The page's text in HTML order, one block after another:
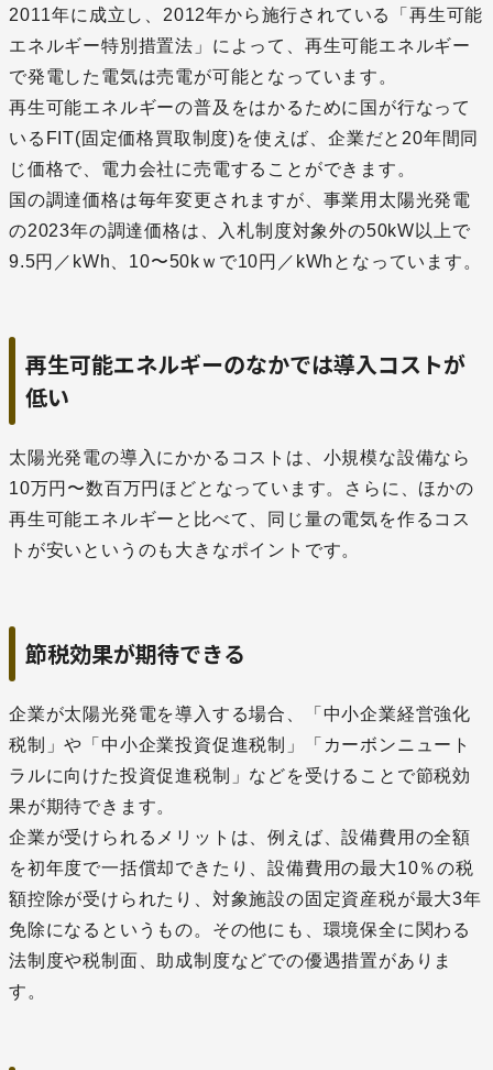
2011年に成立し、2012年から施行されている「再生可能
エネルギー特別措置法」によって、再生可能エネルギー
で発電した電気は売電が可能となっています。
再生可能エネルギーの普及をはかるために国が行なって
いるFIT(固定価格買取制度)を使えば、企業だと20年間同
じ価格で、電力会社に売電することができます。
国の調達価格は毎年変更されますが、事業用太陽光発電
の2023年の調達価格は、入札制度対象外の50kW以上で
9.5円／kWh、10〜50kｗで10円／kWhとなっています。
再生可能エネルギーのなかでは導入コストが
低い
太陽光発電の導入にかかるコストは、小規模な設備なら
10万円〜数百万円ほどとなっています。さらに、ほかの
再生可能エネルギーと比べて、同じ量の電気を作るコス
トが安いというのも大きなポイントです。
節税効果が期待できる
企業が太陽光発電を導入する場合、「中小企業経営強化
税制」や「中小企業投資促進税制」「カーボンニュート
ラルに向けた投資促進税制」などを受けることで節税効
果が期待できます。
企業が受けられるメリットは、例えば、設備費用の全額
を初年度で一括償却できたり、設備費用の最大10％の税
額控除が受けられたり、対象施設の固定資産税が最大3年
免除になるというもの。その他にも、環境保全に関わる
法制度や税制面、助成制度などでの優遇措置がありま
す。